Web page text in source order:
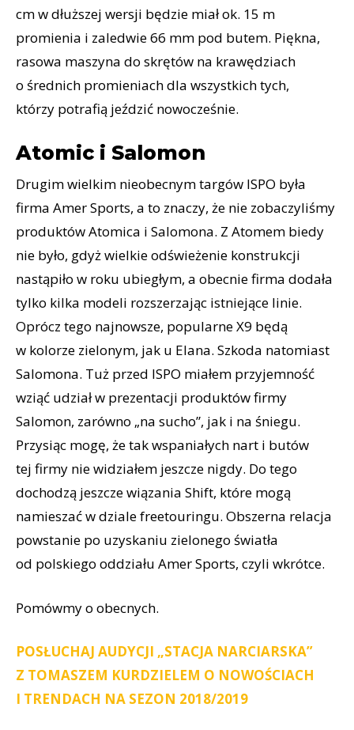
cm w dłuższej wersji będzie miał ok. 15 m
promienia i zaledwie 66 mm pod butem. Piękna,
rasowa maszyna do skrętów na krawędziach
o średnich promieniach dla wszystkich tych,
którzy potrafią jeździć nowocześnie.
Atomic i Salomon
Drugim wielkim nieobecnym targów ISPO była
firma Amer Sports, a to znaczy, że nie zobaczyliśmy
produktów Atomica i Salomona. Z Atomem biedy
nie było, gdyż wielkie odświeżenie konstrukcji
nastąpiło w roku ubiegłym, a obecnie firma dodała
tylko kilka modeli rozszerzając istniejące linie.
Oprócz tego najnowsze, popularne X9 będą
w kolorze zielonym, jak u Elana. Szkoda natomiast
Salomona. Tuż przed ISPO miałem przyjemność
wziąć udział w prezentacji produktów firmy
Salomon, zarówno „na sucho”, jak i na śniegu.
Przysiąc mogę, że tak wspaniałych nart i butów
tej firmy nie widziałem jeszcze nigdy. Do tego
dochodzą jeszcze wiązania Shift, które mogą
namieszać w dziale freetouringu. Obszerna relacja
powstanie po uzyskaniu zielonego światła
od polskiego oddziału Amer Sports, czyli wkrótce.
Pomówmy o obecnych.
POSŁUCHAJ AUDYCJI „STACJA NARCIARSKA”
Z TOMASZEM KURDZIELEM O NOWOŚCIACH
I TRENDACH NA SEZON 2018/2019